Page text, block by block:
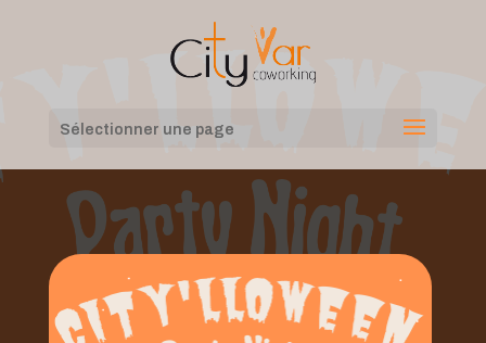
Sélectionner une page